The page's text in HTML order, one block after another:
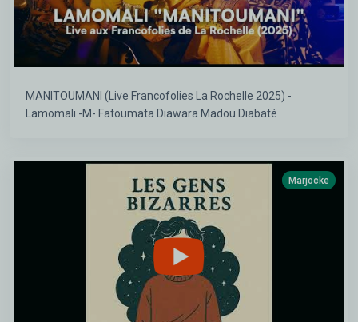
MANITOUMANI (Live Francofolies La Rochelle 2025) -
Lamomali -M- Fatoumata Diawara Madou Diabaté
Marjocke